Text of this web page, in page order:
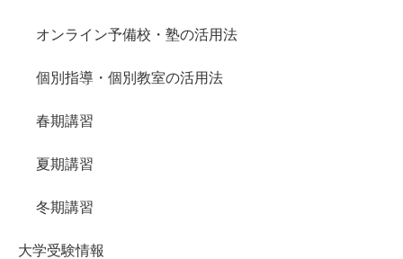
オンライン予備校・塾の活用法
個別指導・個別教室の活用法
春期講習
夏期講習
冬期講習
大学受験情報